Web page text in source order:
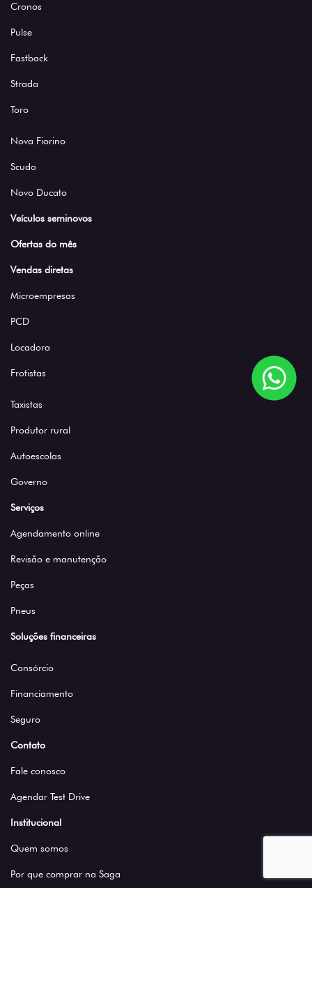
Cronos
Pulse
Fastback
Strada
Toro
Nova Fiorino
Scudo
Novo Ducato
Veículos seminovos
Ofertas do mês
Vendas diretas
Microempresas
PCD
Locadora
Frotistas
Taxistas
Produtor rural
Autoescolas
Governo
Serviços
Agendamento online
Revisão e manutenção
Peças
Pneus
Soluções financeiras
Consórcio
Financiamento
Seguro
Contato
Fale conosco
Agendar Test Drive
Institucional
Quem somos
Por que comprar na Saga